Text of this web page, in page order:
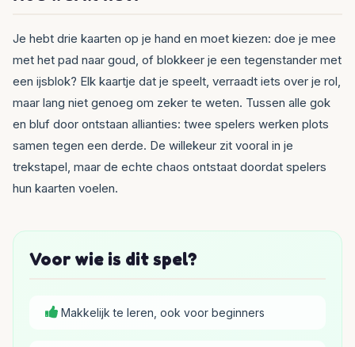
Je hebt drie kaarten op je hand en moet kiezen: doe je mee
met het pad naar goud, of blokkeer je een tegenstander met
een ijsblok? Elk kaartje dat je speelt, verraadt iets over je rol,
maar lang niet genoeg om zeker te weten. Tussen alle gok
en bluf door ontstaan allianties: twee spelers werken plots
samen tegen een derde. De willekeur zit vooral in je
trekstapel, maar de echte chaos ontstaat doordat spelers
hun kaarten voelen.
Voor wie is dit spel?
Makkelijk te leren, ook voor beginners